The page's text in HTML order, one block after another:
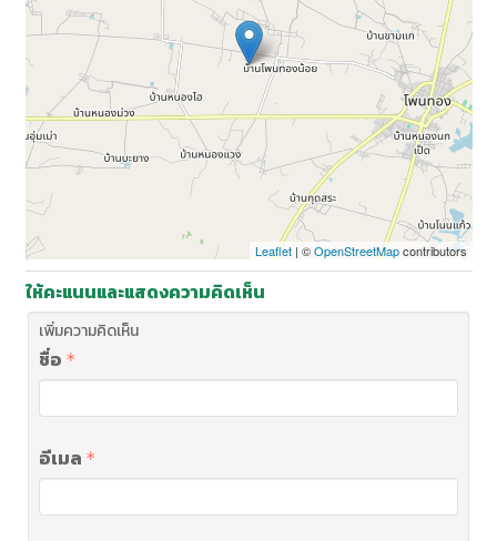
Leaflet| ©OpenStreetMapcontributors
ให้คะแนนและแสดงความคิดเห็น
เพิ่มความคิดเห็น
ชื่อ
อีเมล